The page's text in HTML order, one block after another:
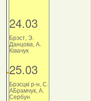
24.03
Брэст, Э.
Данцова, А.
Ківачук
25.03
Брэсцкі р-н, С.
АБрамчук, А.
Сербун